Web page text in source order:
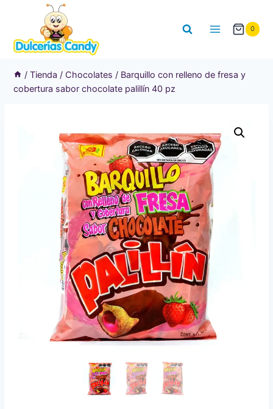
contenido
0
/ Tienda / Chocolates / Barquillo con relleno de fresa y
cobertura sabor chocolate palillín 40 pz